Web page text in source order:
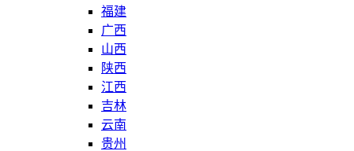
福建
广西
山西
陕西
江西
吉林
云南
贵州